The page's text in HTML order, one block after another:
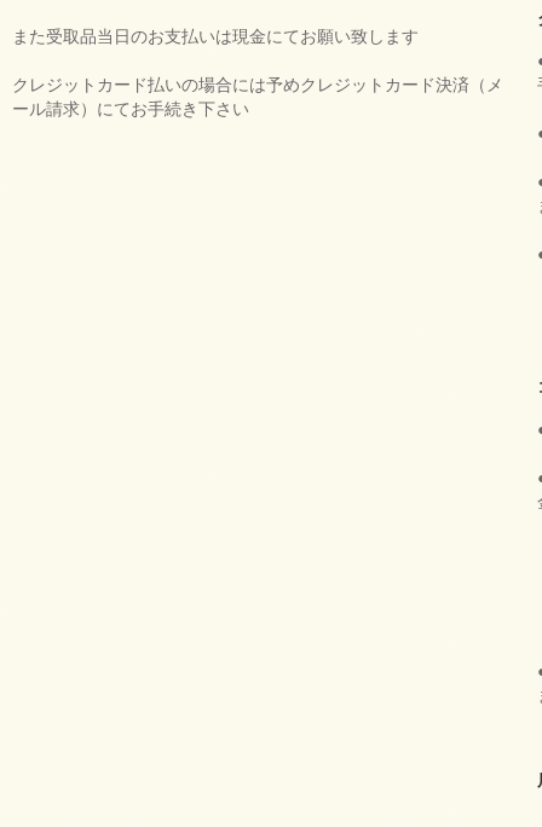
また受取品当日のお支払いは現金にてお願い致します
クレジットカード払いの場合には予めクレジットカード決済（メ
ール請求）にてお手続き下さい